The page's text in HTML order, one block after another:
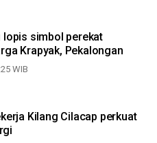
simbol perekat
Krapyak, Pekalongan
WIB
Kilang Cilacap perkuat